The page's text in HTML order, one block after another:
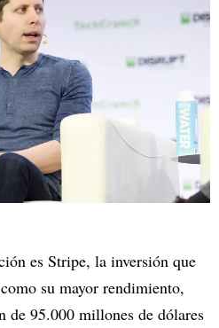
es Stripe, la inversión que
su mayor rendimiento,
de 95.000 millones de dólares